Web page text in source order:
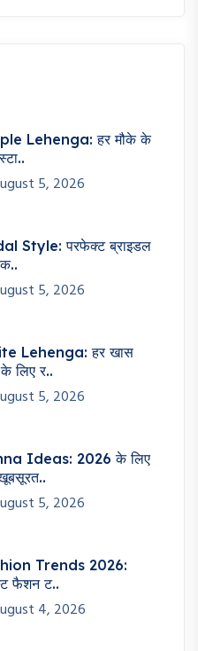
Lehenga: हर मौके के
5, 2026
Style: परफेक्ट ब्राइडल
5, 2026
Lehenga: हर खास
लिए र..
5, 2026
Ideas: 2026 के लिए
5, 2026
Trends 2026:
फैशन ट..
4, 2026